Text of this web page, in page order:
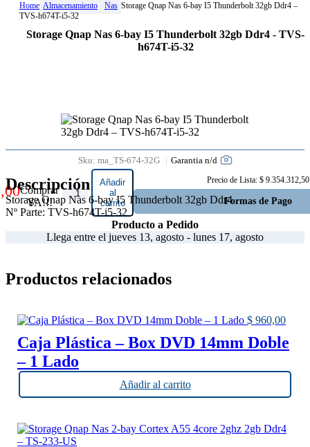
Home Almacenamiento Nas Storage Qnap Nas 6-bay I5 Thunderbolt 32gb Ddr4 –
TVS-h674T-i5-32
Storage Qnap Nas 6-bay I5 Thunderbolt 32gb Ddr4 - TVS-
h674T-i5-32
Sku: ma_TS-674-32G Garantia n/d
Comprar
YA!!!
Storage
Qnap Nas
6-bay I5
Thunderbolt
32gb Ddr4 -
32 cantidad
Añadir
al
carrito
Precio de Lista: $ 9.354.312,50
Formas de Pago
Descripción
Storage Qnap Nas 6-bay I5 Thunderbolt 32gb Ddr4
Nº Parte: TVS-h674T-i5-32
Producto a Pedido
Llega entre el jueves 13, agosto - lunes 17, agosto
Productos relacionados
$ 960,00
Caja Plástica – Box DVD 14mm Doble
– 1 Lado
Añadir al carrito